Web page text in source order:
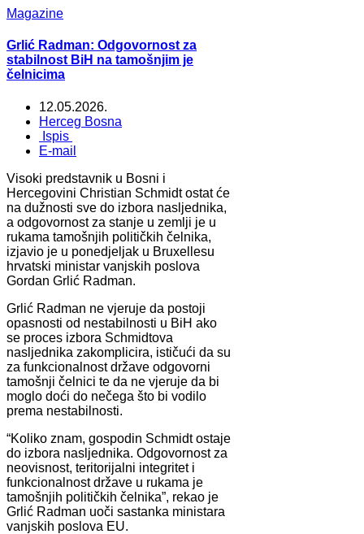
Magazine
Grlić Radman: Odgovornost za
stabilnost BiH na tamošnjim je
čelnicima
12.05.2026.
Herceg Bosna
Ispis
E-mail
Visoki predstavnik u Bosni i
Hercegovini Christian Schmidt ostat će
na dužnosti sve do izbora nasljednika,
a odgovornost za stanje u zemlji je u
rukama tamošnjih političkih čelnika,
izjavio je u ponedjeljak u Bruxellesu
hrvatski ministar vanjskih poslova
Gordan Grlić Radman.
Grlić Radman ne vjeruje da postoji
opasnosti od nestabilnosti u BiH ako
se proces izbora Schmidtova
nasljednika zakomplicira, ističući da su
za funkcionalnost države odgovorni
tamošnji čelnici te da ne vjeruje da bi
moglo doći do nečega što bi vodilo
prema nestabilnosti.
“Koliko znam, gospodin Schmidt ostaje
do izbora nasljednika. Odgovornost za
neovisnost, teritorijalni integritet i
funkcionalnost države u rukama je
tamošnjih političkih čelnika”, rekao je
Grlić Radman uoči sastanka ministara
vanjskih poslova EU.